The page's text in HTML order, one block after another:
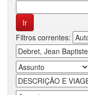
Filtros correntes: